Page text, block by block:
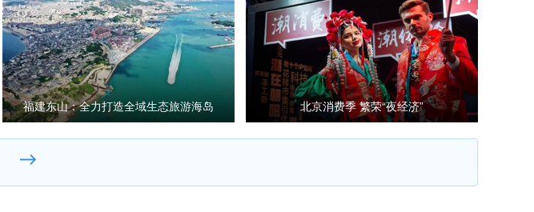
福建东山：全力打造全域生态旅游海岛 北京消费季 繁荣“夜经济”